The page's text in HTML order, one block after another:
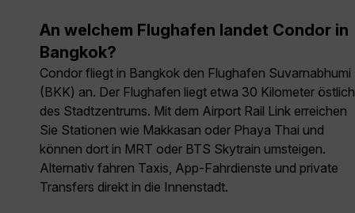
An welchem Flughafen landet Condor in
Bangkok?
Condor fliegt in Bangkok den Flughafen Suvarnabhumi
(BKK) an. Der Flughafen liegt etwa 30 Kilometer östlich
des Stadtzentrums. Mit dem Airport Rail Link erreichen
Sie Stationen wie Makkasan oder Phaya Thai und
können dort in MRT oder BTS Skytrain umsteigen.
Alternativ fahren Taxis, App-Fahrdienste und private
Transfers direkt in die Innenstadt.